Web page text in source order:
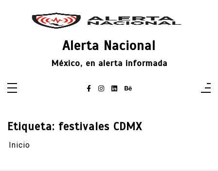
Alerta Nacional
México, en alerta informada
Etiqueta: festivales CDMX
Inicio